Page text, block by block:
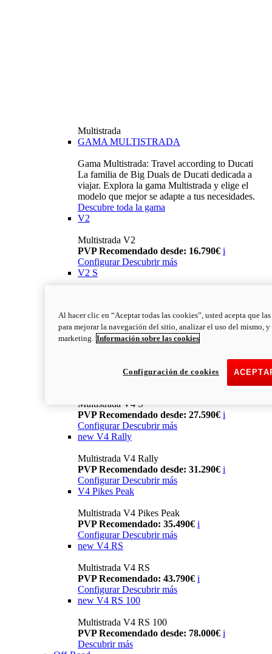
Multistrada
GAMA MULTISTRADA
Gama Multistrada: Travel according to Ducati
La familia de Big Duals de Ducati dedicada a
viajar. Explora la gama Multistrada y elige el
modelo que mejor se adapte a tus necesidades.
Descubre toda la gama
V2
Multistrada V2
PVP Recomendado desde: 16.790€ i
Configurar Descubrir más
V2 S
Configurar Descubrir más
V4
Descubrir más
Multistrada V4 S
PVP Recomendado desde: 27.590€ i
Configurar Descubrir más
new V4 Rally
Multistrada V4 Rally
PVP Recomendado desde: 31.290€ i
Configurar Descubrir más
V4 Pikes Peak
Multistrada V4 Pikes Peak
PVP Recomendado: 35.490€ i
Configurar Descubrir más
new V4 RS
Multistrada V4 RS
PVP Recomendado: 43.790€ i
ConfigurarDescubrir más
new V4 RS 100
Multistrada V4 RS 100
PVP Recomendado desde: 78.000€ i
Descubrir más
Al hacer clic en “Aceptar todas las cookies”, usted acepta que
para mejorar la navegación del sitio, analizar el uso del mismo,
marketing. Información sobre las cookies
Configuración de cookies